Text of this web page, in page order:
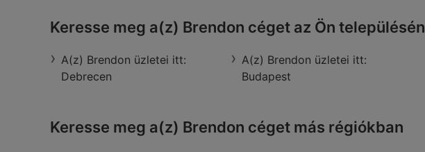
Keresse meg a(z) Brendon céget az Ön településén
A(z) Brendon üzletei itt:
Debrecen
A(z) Brendon üzletei itt:
Budapest
Keresse meg a(z) Brendon céget más régiókban